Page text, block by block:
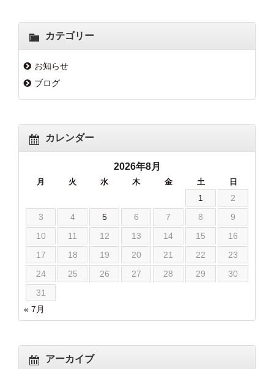
カテゴリー
お知らせ
ブログ
カレンダー
2026年8月
月 火 水 木 金 土 日
1
2
3
4 5 6 7 8
9
10
11 12 13 14 15
16
17
18 19 20 21 22
23
24
25 26 27 28 29
30
31
« 7月
アーカイブ